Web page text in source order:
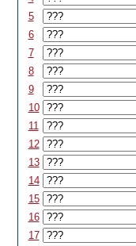
5
6
7
8
9
10
11
12
13
14
15
16
17